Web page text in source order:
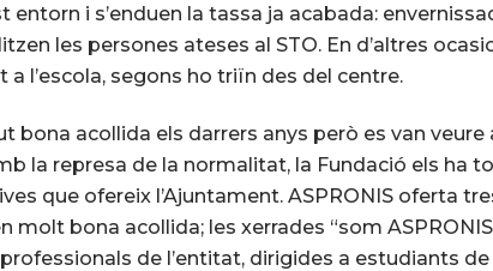
entorn i s’enduen la tassa ja acabada:
les persones ateses al STO. En d’altres
l’escola, segons ho triïn des del centre.
bona acollida els darrers anys però es van
la represa de la normalitat, la Fundació els ha
que ofereix l’Ajuntament. ASPRONIS oferta
molt bona acollida; les xerrades “som
de l’entitat, dirigides a estudiants